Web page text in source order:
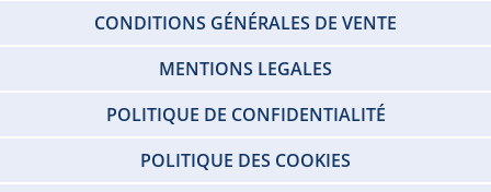
CONDITIONS GÉNÉRALES DE VENTE
MENTIONS LEGALES
POLITIQUE DE CONFIDENTIALITÉ
POLITIQUE DES COOKIES